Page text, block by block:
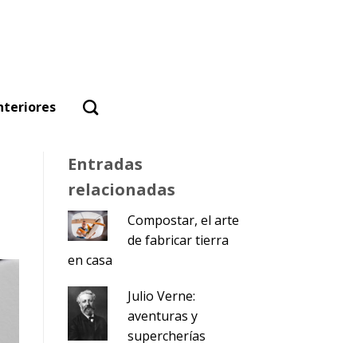
Entradas
relacionadas
Compostar, el arte
de fabricar tierra
en casa
Julio Verne:
aventuras y
supercherías